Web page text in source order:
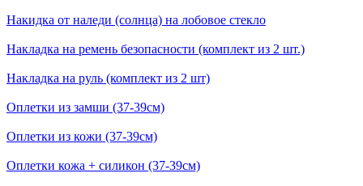
Накидка от наледи (солнца) на лобовое стекло
Накладка на ремень безопасности (комплект из 2 шт.)
Накладка на руль (комплект из 2 шт)
Оплетки из замши (37-39см)
Оплетки из кожи (37-39см)
Оплетки кожа + силикон (37-39см)